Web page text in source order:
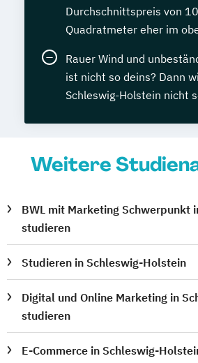
Durchschnittspreis von
Quadratmeter eher im
Rauer Wind und
ist nicht so deins? Dann
Schleswig-Holstein nicht
Weitere
BWL mit Marketing Schwerpunkt
studieren
Studieren in Schleswig-Holstein
Digital und Online Marketing in
studieren
E-Commerce in Schleswig-